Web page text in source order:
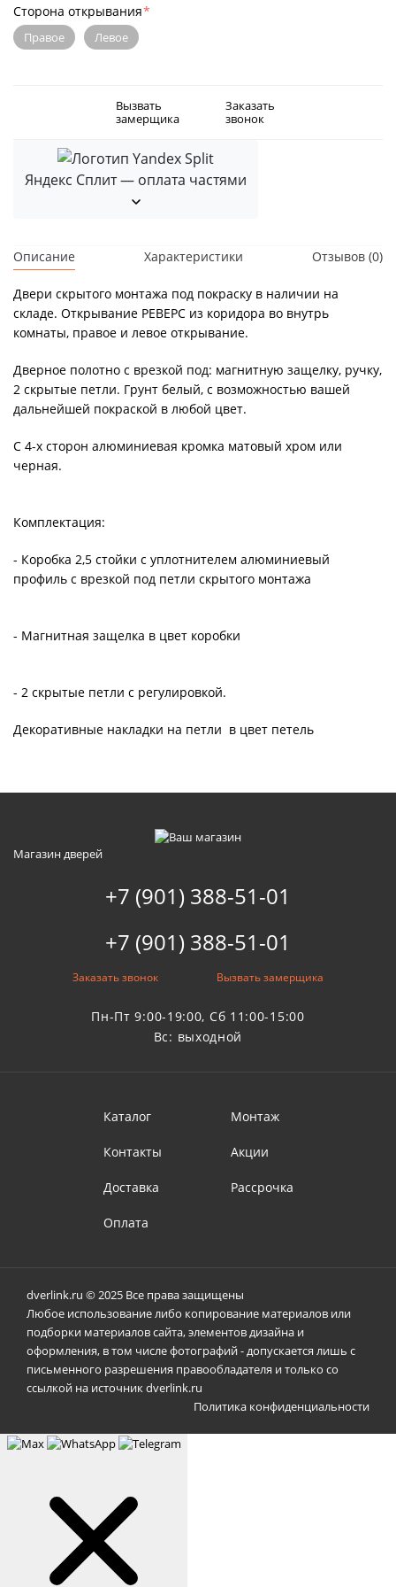
Сторона открывания*
Правое Левое
Вызвать
замерщика
Заказать
звонок
Яндекс Сплит — оплата частями
Описание Характеристики Отзывов (0)
Двери скрытого монтажа под покраску в наличии на
складе. Открывание РЕВЕРС из коридора во внутрь
комнаты, правое и левое открывание.
Дверное полотно с врезкой под: магнитную защелку, ручку,
2 скрытые петли. Грунт белый, с возможностью вашей
дальнейшей покраской в любой цвет.
С 4-х сторон алюминиевая кромка матовый хром или
черная.
Комплектация:
- Коробка 2,5 стойки с уплотнителем алюминиевый
профиль с врезкой под петли скрытого монтажа
- Магнитная защелка в цвет коробки
- 2 скрытые петли с регулировкой.
Декоративные накладки на петли в цвет петель
Магазин дверей
+7 (901) 388-51-01
+7 (901) 388-51-01
Заказать звонок Вызвать замерщика
Пн-Пт 9:00-19:00, Сб 11:00-15:00
Вс: выходной
Каталог
Контакты
Доставка
Оплата
Монтаж
Акции
Рассрочка
dverlink.ru © 2025 Все права защищены
Любое использование либо копирование материалов или
подборки материалов сайта, элементов дизайна и
оформления, в том числе фотографий - допускается лишь с
письменного разрешения правообладателя и только со
ссылкой на источник dverlink.ru
Политика конфиденциальности